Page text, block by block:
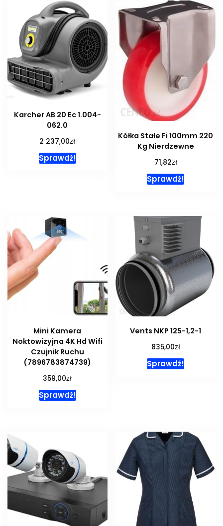
Karcher AB 20 Ec 1.004-
062.0
2 237,00zł
Sprawdź!
Kółka Stałe Fi 100mm 220
Kg Nierdzewne
71,82zł
Sprawdź!
Mini Kamera
Noktowizyjna 4K Hd Wifi
Czujnik Ruchu
(7896783874739)
359,00zł
Sprawdź!
Vents NKP 125-1,2-1
835,00zł
Sprawdź!